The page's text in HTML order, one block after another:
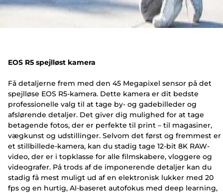
EOS R5 spejlløst kamera
Få detaljerne frem med den 45 Megapixel sensor på det
spejlløse EOS R5-kamera. Dette kamera er dit bedste
professionelle valg til at tage by- og gadebilleder og
afslørende detaljer. Det giver dig mulighed for at tage
betagende fotos, der er perfekte til print – til magasiner,
vægkunst og udstillinger. Selvom det først og fremmest er
et stillbillede-kamera, kan du stadig tage 12-bit 8K RAW-
video, der er i topklasse for alle filmskabere, vloggere og
videografer. På trods af de imponerende detaljer kan du
stadig få mest muligt ud af en elektronisk lukker med 20
fps og en hurtig, AI-baseret autofokus med deep learning,